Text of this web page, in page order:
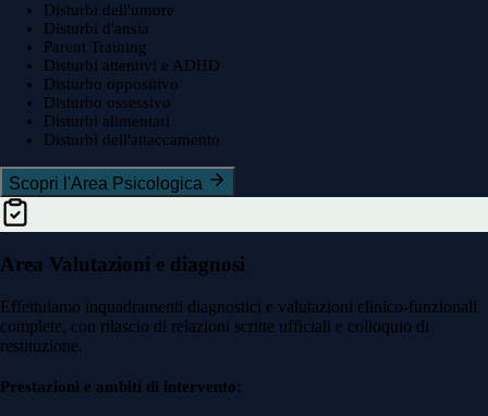
Disturbi dell'umore
Disturbi d'ansia
Parent Training
Disturbi attentivi e ADHD
Disturbo oppositivo
Disturbo ossessivo
Disturbi alimentari
Disturbi dell'attaccamento
Scopri l'Area Psicologica
Area Valutazioni e diagnosi
Effettuiamo inquadramenti diagnostici e valutazioni clinico-funzionali
complete, con rilascio di relazioni scritte ufficiali e colloquio di
restituzione.
Prestazioni e ambiti di intervento: